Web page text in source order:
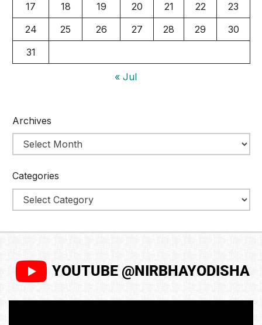
17
18 19 20 21 22
23
24
25 26 27 28 29
30
31
« Jul
Archives
Categories
YOUTUBE @NIRBHAYODISHA